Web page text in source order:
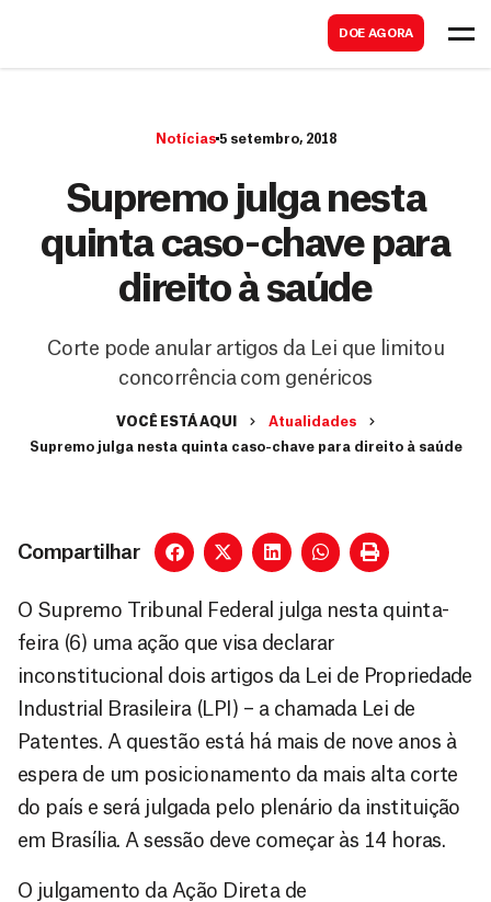
DOE AGORA
Notícias 5 setembro, 2018
Supremo julga nesta
quinta caso-chave para
direito à saúde
Corte pode anular artigos da Lei que limitou
concorrência com genéricos
VOCÊ ESTÁ AQUI
Atualidades
Supremo julga nesta quinta caso-chave para direito à saúde
Compartilhar
O Supremo Tribunal Federal julga nesta quinta-
feira (6) uma ação que visa declarar
inconstitucional dois artigos da Lei de Propriedade
Industrial Brasileira (LPI) – a chamada Lei de
Patentes. A questão está há mais de nove anos à
espera de um posicionamento da mais alta corte
do país e será julgada pelo plenário da instituição
em Brasília. A sessão deve começar às 14 horas.
O julgamento da Ação Direta de
a
r